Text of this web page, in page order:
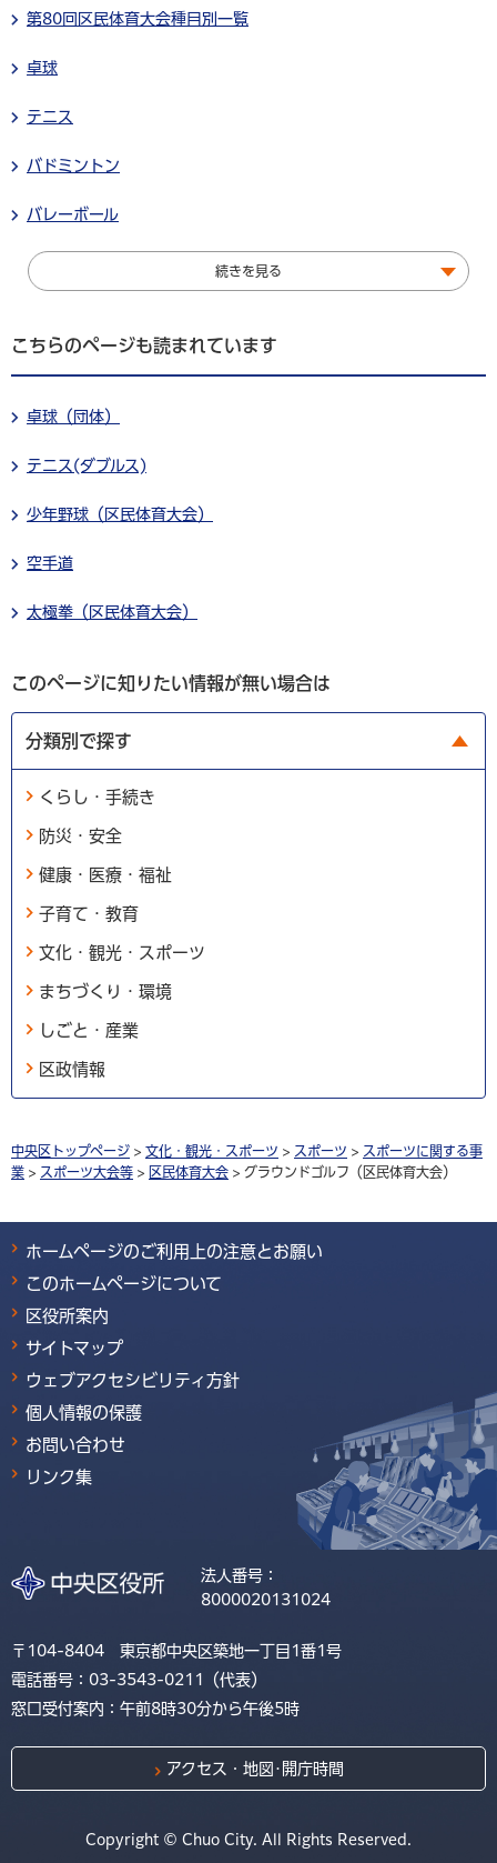
第80回区民体育大会種目別一覧
卓球
テニス
バドミントン
バレーボール
続きを見る
こちらのページも読まれています
卓球（団体）
テニス(ダブルス)
少年野球（区民体育大会）
空手道
太極拳（区民体育大会）
このページに知りたい情報が無い場合は
分類別で探す
くらし・手続き
防災・安全
健康・医療・福祉
子育て・教育
文化・観光・スポーツ
まちづくり・環境
しごと・産業
区政情報
中央区トップページ > 文化・観光・スポーツ > スポーツ > スポーツに関する事
業 > スポーツ大会等 > 区民体育大会 > グラウンドゴルフ（区民体育大会）
ホームページのご利用上の注意とお願い
このホームページについて
区役所案内
サイトマップ
ウェブアクセシビリティ方針
個人情報の保護
お問い合わせ
リンク集
法人番号：
8000020131024
〒104-8404 東京都中央区築地一丁目1番1号
電話番号：03-3543-0211（代表）
窓口受付案内：午前8時30分から午後5時
アクセス・地図･開庁時間
Copyright © Chuo City. All Rights Reserved.